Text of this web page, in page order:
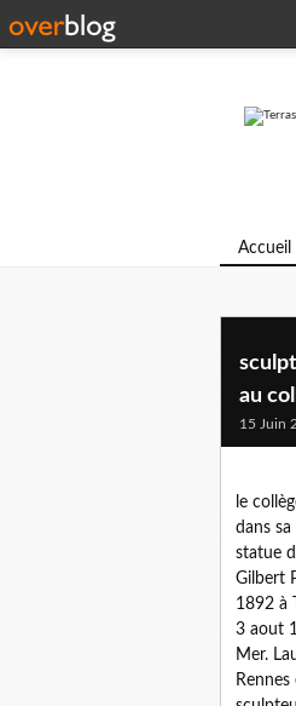
Accueil
au
15 Juin
le
dans
statue
Gilbert
1892 à
3 aout
Mer.